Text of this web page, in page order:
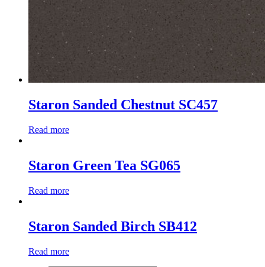
Staron Sanded Chestnut SC457
Read more
Staron Green Tea SG065
Read more
Staron Sanded Birch SB412
Read more